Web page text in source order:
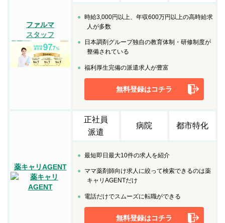
ファルマ
スタッフ
時給3,000円以上、年収600万円以上の高時給求
人が多数
日本調剤グループ独自の教育体制・研修制度が
整備されている
福利厚生完備の派遣求人が豊富
無料登録はコチラ
薬キャリAGENT
正社員
派遣
病院 都市特化
最短即日最大10件の求人を紹介
ママ薬剤師向け求人に絞って検索できるのは薬
キャリAGENTだけ
電話だけでスムーズに転職ができる
無料登録はコチラ